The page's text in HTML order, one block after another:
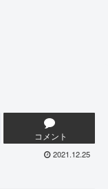
コメント
2021.12.25